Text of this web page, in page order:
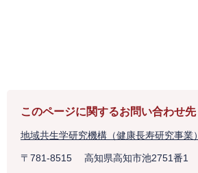
このページに関するお問い合わせ先
地域共生学研究機構（健康長寿研究事業）
〒781-8515 高知県高知市池2751番1